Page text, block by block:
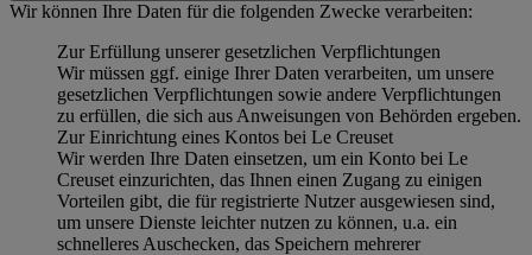
Wir können Ihre Daten für die folgenden Zwecke verarbeiten:
Zur Erfüllung unserer gesetzlichen Verpflichtungen
Wir müssen ggf. einige Ihrer Daten verarbeiten, um unsere
gesetzlichen Verpflichtungen sowie andere Verpflichtungen
zu erfüllen, die sich aus Anweisungen von Behörden ergeben.
Zur Einrichtung eines Kontos bei Le Creuset
Wir werden Ihre Daten einsetzen, um ein Konto bei Le
Creuset einzurichten, das Ihnen einen Zugang zu einigen
Vorteilen gibt, die für registrierte Nutzer ausgewiesen sind,
um unsere Dienste leichter nutzen zu können, u.a. ein
schnelleres Auschecken, das Speichern mehrerer